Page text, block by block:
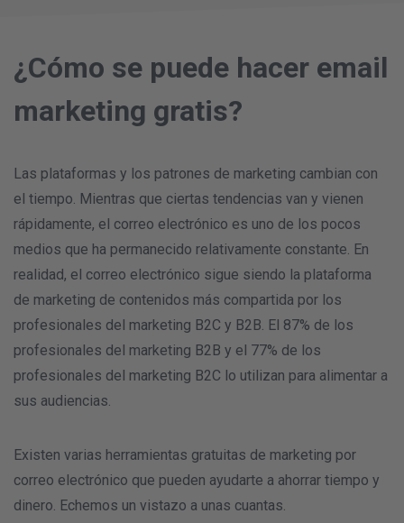
¿Cómo se puede hacer email
marketing gratis?
Las plataformas y los patrones de marketing cambian con
el tiempo. Mientras que ciertas tendencias van y vienen
rápidamente, el correo electrónico es uno de los pocos
medios que ha permanecido relativamente constante. En
realidad, el correo electrónico sigue siendo la plataforma
de marketing de contenidos más compartida por los
profesionales del marketing B2C y B2B. El 87% de los
profesionales del marketing B2B y el 77% de los
profesionales del marketing B2C lo utilizan para alimentar a
sus audiencias.
Existen varias herramientas gratuitas de marketing por
correo electrónico que pueden ayudarte a ahorrar tiempo y
dinero. Echemos un vistazo a unas cuantas.